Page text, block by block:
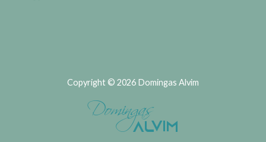
Copyright © 2026 Domingas Alvim